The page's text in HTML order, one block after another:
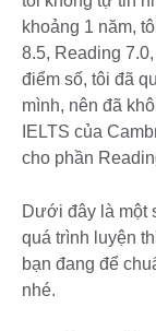
khoảng 1 năm,
8.5, Reading
điểm số, tôi đã
mình, nên đã
IELTS của
cho phần
Dưới đây là một
quá trình luyện
bạn đang để
nhé.